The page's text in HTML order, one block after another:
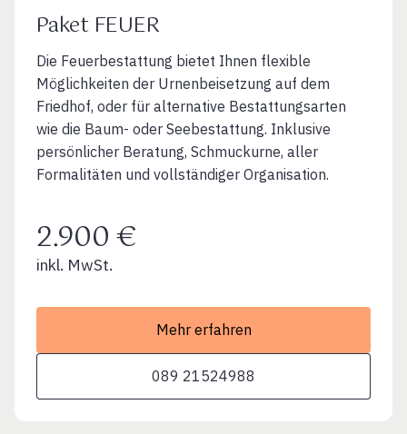
Paket FEUER
Die Feuerbestattung bietet Ihnen flexible
Möglichkeiten der Urnenbeisetzung auf dem
Friedhof, oder für alternative Bestattungsarten
wie die Baum- oder Seebestattung. Inklusive
persönlicher Beratung, Schmuckurne, aller
Formalitäten und vollständiger Organisation.
2.900 €
inkl. MwSt.
Mehr erfahren
089 21524988